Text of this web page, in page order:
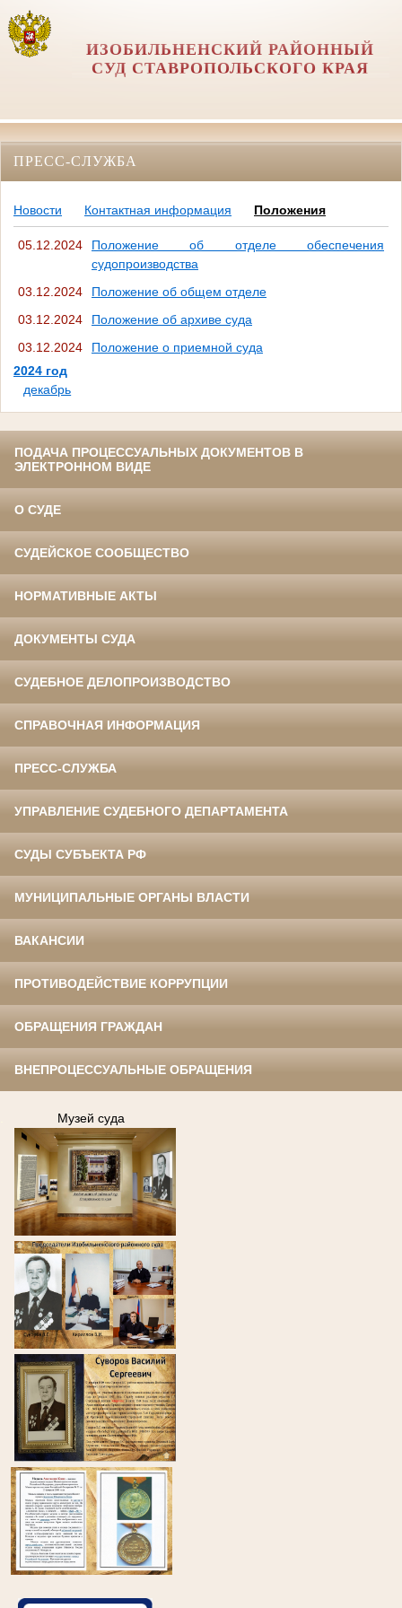
ИЗОБИЛЬНЕНСКИЙ РАЙОННЫЙ
СУД СТАВРОПОЛЬСКОГО КРАЯ
ПРЕСС-СЛУЖБА
Новости Контактная информация Положения
05.12.2024
Положение об отделе обеспечения
судопроизводства
03.12.2024
Положение об общем отделе
03.12.2024
Положение об архиве суда
03.12.2024
Положение о приемной суда
2024 год
декабрь
ПОДАЧА ПРОЦЕССУАЛЬНЫХ ДОКУМЕНТОВ В
ЭЛЕКТРОННОМ ВИДЕ
О СУДЕ
СУДЕЙСКОЕ СООБЩЕСТВО
НОРМАТИВНЫЕ АКТЫ
ДОКУМЕНТЫ СУДА
СУДЕБНОЕ ДЕЛОПРОИЗВОДСТВО
СПРАВОЧНАЯ ИНФОРМАЦИЯ
ПРЕСС-СЛУЖБА
УПРАВЛЕНИЕ СУДЕБНОГО ДЕПАРТАМЕНТА
СУДЫ СУБЪЕКТА РФ
МУНИЦИПАЛЬНЫЕ ОРГАНЫ ВЛАСТИ
ВАКАНСИИ
ПРОТИВОДЕЙСТВИЕ КОРРУПЦИИ
ОБРАЩЕНИЯ ГРАЖДАН
ВНЕПРОЦЕССУАЛЬНЫЕ ОБРАЩЕНИЯ
Музей суда